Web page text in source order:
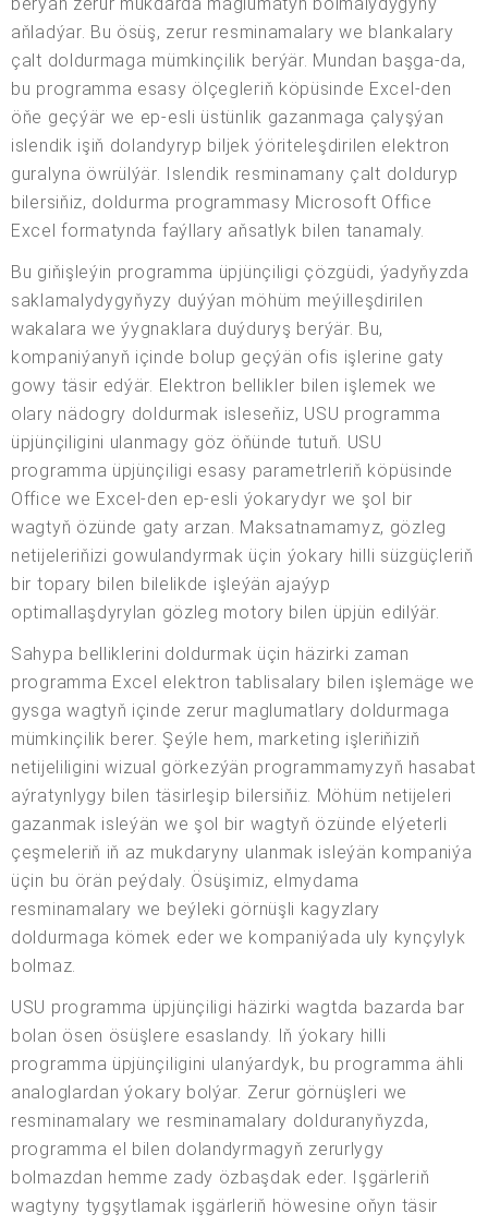
aňladýar. Bu ösüş, zerur resminamalary we blankalary
çalt doldurmaga mümkinçilik berýär. Mundan başga-da,
bu programma esasy ölçegleriň köpüsinde Excel-den
öňe geçýär we ep-esli üstünlik gazanmaga çalyşýan
islendik işiň dolandyryp biljek ýöriteleşdirilen elektron
guralyna öwrülýär. Islendik resminamany çalt dolduryp
bilersiňiz, doldurma programmasy Microsoft Office
Excel formatynda faýllary aňsatlyk bilen tanamaly.
Bu giňişleýin programma üpjünçiligi çözgüdi, ýadyňyzda
saklamalydygyňyzy duýýan möhüm meýilleşdirilen
wakalara we ýygnaklara duýduryş berýär. Bu,
kompaniýanyň içinde bolup geçýän ofis işlerine gaty
gowy täsir edýär. Elektron bellikler bilen işlemek we
olary nädogry doldurmak isleseňiz, USU programma
üpjünçiligini ulanmagy göz öňünde tutuň. USU
programma üpjünçiligi esasy parametrleriň köpüsinde
Office we Excel-den ep-esli ýokarydyr we şol bir
wagtyň özünde gaty arzan. Maksatnamamyz, gözleg
netijeleriňizi gowulandyrmak üçin ýokary hilli süzgüçleriň
bir topary bilen bilelikde işleýän ajaýyp
optimallaşdyrylan gözleg motory bilen üpjün edilýär.
Sahypa belliklerini doldurmak üçin häzirki zaman
programma Excel elektron tablisalary bilen işlemäge we
gysga wagtyň içinde zerur maglumatlary doldurmaga
mümkinçilik berer. Şeýle hem, marketing işleriňiziň
netijeliligini wizual görkezýän programmamyzyň hasabat
aýratynlygy bilen täsirleşip bilersiňiz. Möhüm netijeleri
gazanmak isleýän we şol bir wagtyň özünde elýeterli
çeşmeleriň iň az mukdaryny ulanmak isleýän kompaniýa
üçin bu örän peýdaly. Ösüşimiz, elmydama
resminamalary we beýleki görnüşli kagyzlary
doldurmaga kömek eder we kompaniýada uly kynçylyk
bolmaz.
USU programma üpjünçiligi häzirki wagtda bazarda bar
bolan ösen ösüşlere esaslandy. Iň ýokary hilli
programma üpjünçiligini ulanýardyk, bu programma ähli
analoglardan ýokary bolýar. Zerur görnüşleri we
resminamalary we resminamalary dolduranyňyzda,
programma el bilen dolandyrmagyň zerurlygy
bolmazdan hemme zady özbaşdak eder. Işgärleriň
wagtyny tygşytlamak işgärleriň höwesine oňyn täsir